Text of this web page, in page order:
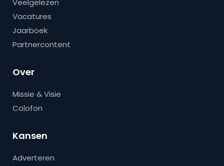
Veelgelezen
Vacatures
Jaarboek
Partnercontent
Over
Missie & Visie
Colofon
Kansen
Adverteren